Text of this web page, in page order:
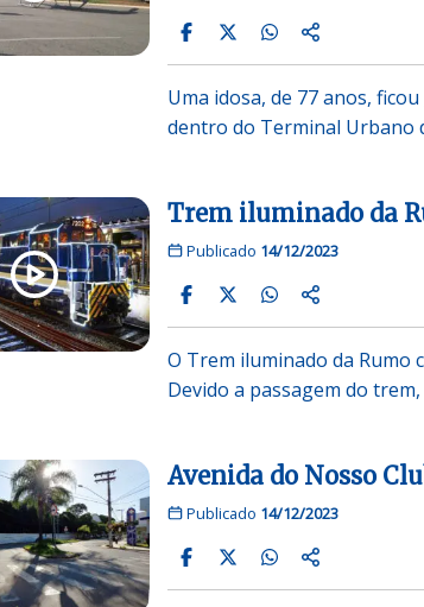
Uma idosa, de 77 anos,
dentro do Terminal Urbano
Trem iluminado da
Publicado 14/12/2023
O Trem iluminado da Rumo
Devido a passagem do
Avenida do Nosso
Publicado 14/12/2023